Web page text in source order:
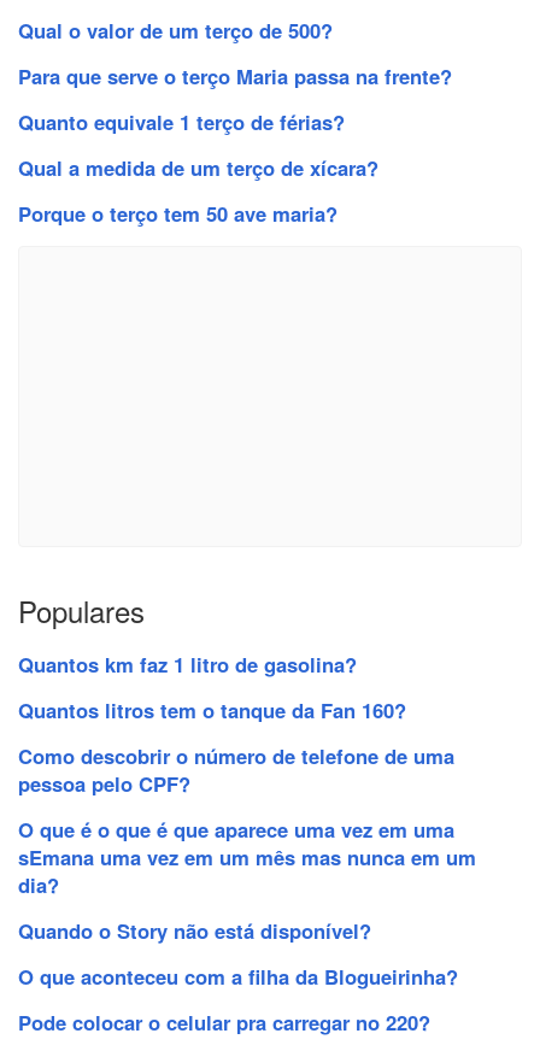
Qual o valor de um terço de 500?
Para que serve o terço Maria passa na frente?
Quanto equivale 1 terço de férias?
Qual a medida de um terço de xícara?
Porque o terço tem 50 ave maria?
Populares
Quantos km faz 1 litro de gasolina?
Quantos litros tem o tanque da Fan 160?
Como descobrir o número de telefone de uma
pessoa pelo CPF?
O que é o que é que aparece uma vez em uma
sEmana uma vez em um mês mas nunca em um
dia?
Quando o Story não está disponível?
O que aconteceu com a filha da Blogueirinha?
Pode colocar o celular pra carregar no 220?